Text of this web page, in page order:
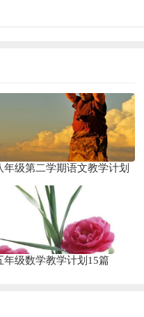
年级第二学期语文教学计划
年级数学教学计划15篇